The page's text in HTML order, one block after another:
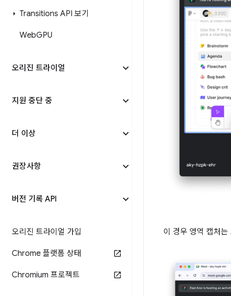
Transitions API 보기
WebGPU
오리진 트라이얼
지원 중단 중
더 이상
권장사항
버전 기록 API
오리진 트라이얼 가입
Chrome 플랫폼 상태
Chromium 프로젝트
이 경우 영역 캡처